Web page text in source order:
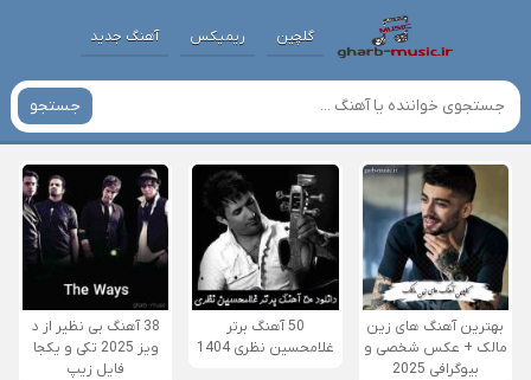
گلچین ریمیکس آهنگ جدید
جستجو
بهترین آهنگ های زین
مالک + عکس شخصی و
بیوگرافی 2025
50 آهنگ برتر
غلامحسین نظری 1404
38 آهنگ بی نظیر از د
ویز 2025 تکی و یکجا
فایل زیپ